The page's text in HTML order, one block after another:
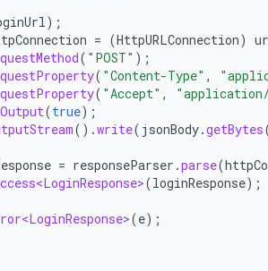
);
= (HttpURLConnection)
( "POST" );
( "Content-Type" ,
( "Accept" ,
(true);
().write( jsonBody.getBytes
= responseParser .parse(
(loginResponse);
(e);